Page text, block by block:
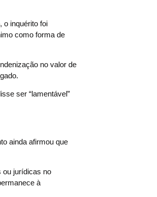
o inquérito foi
como forma de
no valor de
ser “lamentável”
ainda afirmou que
ou jurídicas no
à